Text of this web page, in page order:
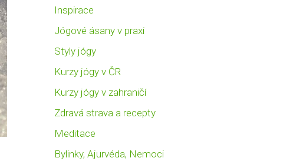
Inspirace
Jógové ásany v praxi
Styly jógy
Kurzy jógy v ČR
Kurzy jógy v zahraničí
Zdravá strava a recepty
Meditace
Bylinky, Ajurvéda, Nemoci